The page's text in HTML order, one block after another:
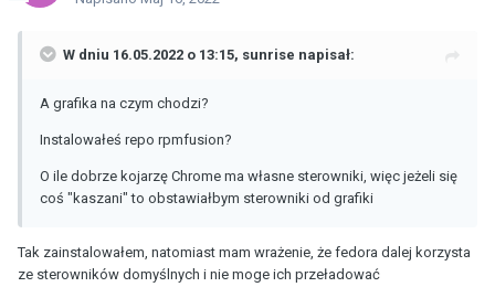
W dniu 16.05.2022 o 13:15, sunrise napisał:
A grafika na czym chodzi?
Instalowałeś repo rpmfusion?
O ile dobrze kojarzę Chrome ma własne sterowniki, więc jeżeli się
coś "kaszani" to obstawiałbym sterowniki od grafiki
Tak zainstalowałem, natomiast mam wrażenie, że fedora dalej korzysta
ze sterowników domyślnych i nie moge ich przeładować